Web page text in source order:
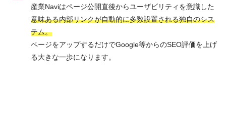
産業Naviはページ公開直後からユーザビリティを意識した
意味ある内部リンクが自動的に多数設置される独自のシス
テム。
ページをアップするだけでGoogle等からのSEO評価を上げ
る大きな一歩になります。